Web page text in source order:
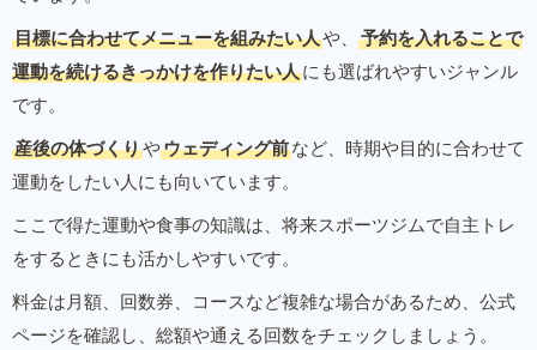
目標に合わせてメニューを組みたい人や、
予約を入れることで
運動を続けるきっかけを作りたい人にも選ばれやすいジャンル
です。
産後の体づくりやウェディング前など、時期や目的に合わせて
運動をしたい人にも向いています。
ここで得た運動や食事の知識は、将来スポーツジムで自主トレ
をするときにも活かしやすいです。
料金は月額、回数券、コースなど複雑な場合があるため、公式
ページを確認し、総額や通える回数をチェックしましょう。